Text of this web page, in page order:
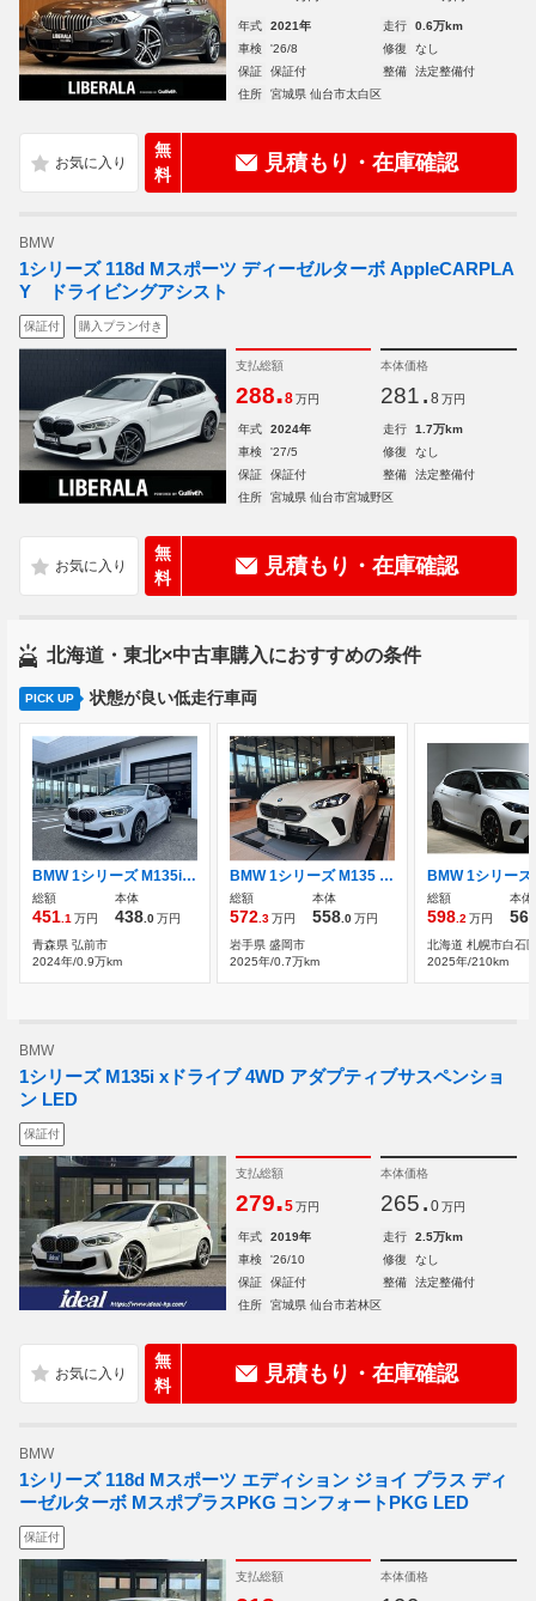
年式 2021年 走行
0.6万km
車検
'26/8 修復
なし
保証
保証付 整備
法定整備付
住所
宮城県 仙台市太白区
無
料
見積もり・在庫確認
BMW
1シリーズ 118d Mスポーツ ディーゼルターボ AppleCARPLA
Y ドライビングアシスト
保証付 購入プラン付き
支払総額
288.8 万円
本体価格
281. 8 万円
年式 2024年 走行
1.7万km
車検
'27/5 修復
なし
保証
保証付 整備
法定整備付
住所
宮城県 仙台市宮城野区
無
料
見積もり・在庫確認
北海道・東北×中古車購入におすすめの条件
PICK UP 状態が良い低走行車両
BMW 1シリーズ M135i xドライブ 4WD
総額
451 .1 万円
本体
438 .0万円
青森県 弘前市
2024年/0.9万km
BMW 1シリーズ M135 xドライブ 4WD
総額
572 .3万円
本体
558 .0万円
岩手県 盛岡市
2025年/0.7万km
総額
598 .2 万円
本体
北海道 札幌市白石
2025年/210km
BMW
1シリーズ M135i xドライブ 4WD アダプティブサスペンショ
ン LED
保証付
支払総額
279.5 万円
本体価格
265. 0 万円
年式 2019年 走行
2.5万km
車検
'26/10 修復
なし
保証
保証付 整備
法定整備付
住所
宮城県 仙台市若林区
無
料
見積もり・在庫確認
BMW
1シリーズ 118d Mスポーツ エディション ジョイ プラス ディ
ーゼルターボ MスポプラスPKG コンフォートPKG LED
保証付
支払総額 本体価格